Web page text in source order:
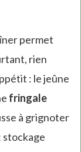
permet
rien
: le jeûne
fringale
à grignoter
stockage